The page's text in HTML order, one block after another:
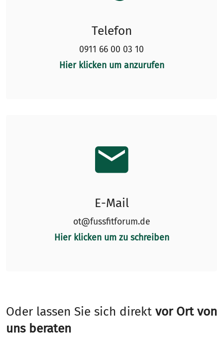
Telefon
0911 66 00 03 10
Hier klicken um anzurufen
E-Mail
ot@fussfitforum.de
Hier klicken um zu schreiben
Oder lassen Sie sich direkt vor Ort von
uns beraten